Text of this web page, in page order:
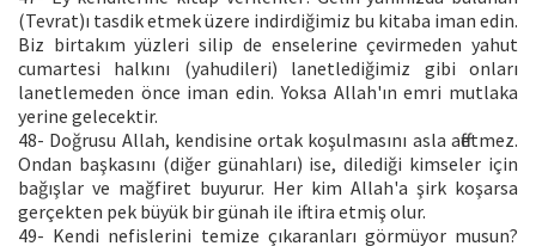
(Tevrat)ı tasdik etmek üzere indirdiğimiz bu kitaba iman edin.
Biz birtakım yüzleri silip de enselerine çevirmeden yahut
cumartesi halkını (yahudileri) lanetlediğimiz gibi onları
lanetlemeden önce iman edin. Yoksa Allah'ın emri mutlaka
yerine gelecektir.
48- Doğrusu Allah, kendisine ortak koşulmasını asla affetmez.
Ondan başkasını (diğer günahları) ise, dilediği kimseler için
bağışlar ve mağfiret buyurur. Her kim Allah'a şirk koşarsa
gerçekten pek büyük bir günah ile iftira etmiş olur.
49- Kendi nefislerini temize çıkaranları görmüyor musun?